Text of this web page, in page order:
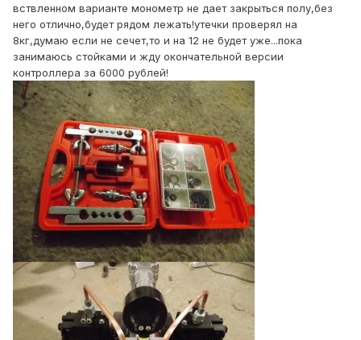
вствленном варианте монометр не дает закрыться полу,без
него отлично,будет рядом лежать!утечки проверял на
8кг,думаю если не сечет,то и на 12 не будет уже...пока
занимаюсь стойками и жду окончательной версии
контроллера за 6000 рублей!